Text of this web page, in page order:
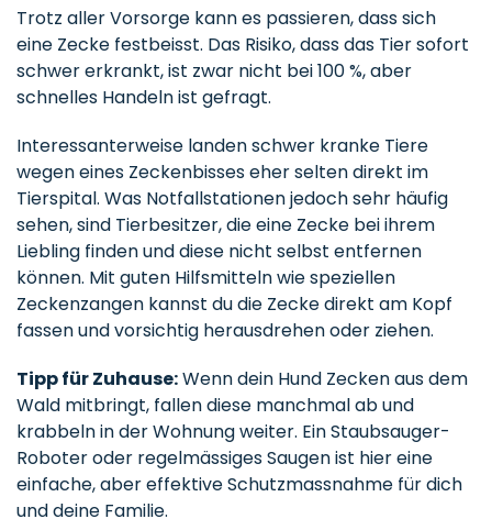
Trotz aller Vorsorge kann es passieren, dass sich
eine Zecke festbeisst. Das Risiko, dass das Tier sofort
schwer erkrankt, ist zwar nicht bei 100 %, aber
schnelles Handeln ist gefragt.
Interessanterweise landen schwer kranke Tiere
wegen eines Zeckenbisses eher selten direkt im
Tierspital. Was Notfallstationen jedoch sehr häufig
sehen, sind Tierbesitzer, die eine Zecke bei ihrem
Liebling finden und diese nicht selbst entfernen
können. Mit guten Hilfsmitteln wie speziellen
Zeckenzangen kannst du die Zecke direkt am Kopf
fassen und vorsichtig herausdrehen oder ziehen.
Tipp für Zuhause:Wenn dein Hund Zecken aus dem
Wald mitbringt, fallen diese manchmal ab und
krabbeln in der Wohnung weiter. Ein Staubsauger-
Roboter oder regelmässiges Saugen ist hier eine
einfache, aber effektive Schutzmassnahme für dich
und deine Familie.